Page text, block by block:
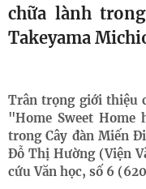
chữa lành
Takeyama
Trân trọng giới thiệu
"Home Sweet
trong Cây đàn Miến
Đỗ Thị Hường (Viện
cứu Văn học, số 6